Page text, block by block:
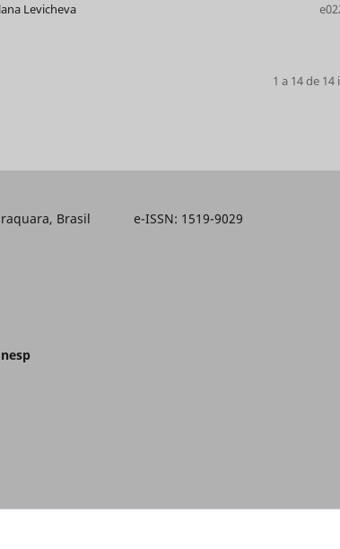
Levicheva
1 a 14 de 14
Brasil e-ISSN: 1519-9029